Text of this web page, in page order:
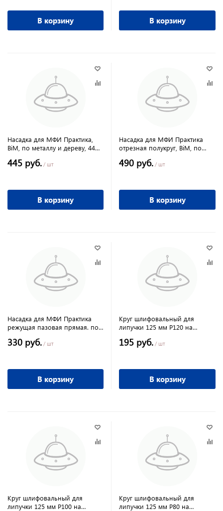
В корзину В корзину
Насадка для МФИ Практика,
BiM, по металлу и дереву, 44
445 руб. / шт
В корзину
Насадка для МФИ Практика
отрезная полукруг, BiM, по
мелкий зуб
490 руб. / шт
В корзину
Насадка для МФИ Практика
режущая пазовая прямая. по
330 руб. / шт
В корзину
Круг шлифовальный для
липучки 125 мм Р120 на
Matrix
195 руб. / шт
В корзину
Круг шлифовальный для
липучки 125 мм Р100 на
Круг шлифовальный для
липучки 125 мм Р80 на